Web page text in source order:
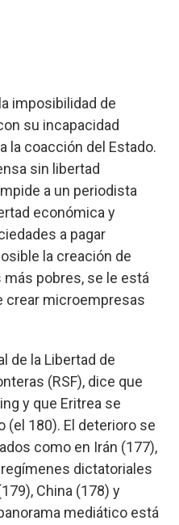
imposibilidad de
su incapacidad
la coacción del Estado.
sin libertad
a un periodista
económica y
a pagar
la creación de
pobres, se le está
crear microempresas
de la Libertad de
(RSF), dice que
y que Eritrea se
(el 180). El deterioro se
como en Irán (177),
dictatoriales
China (178) y
mediático está